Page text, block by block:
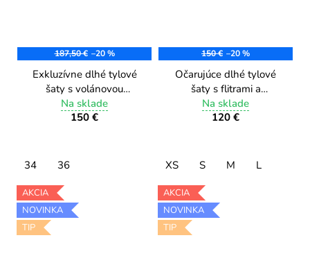
187,50 € –20 %
Exkluzívne dlhé tylové
šaty s volánovou
sukňou a rozparkom
9577/1 chocolate
Na sklade
150 €
34 36
150 € –20 %
Očarujúce dlhé tylové
šaty s flitrami a
korálkami PL001/5 sky
blue
Na sklade
120 €
XS S M L
AKCIA
NOVINKA
TIP
AKCIA
NOVINKA
TIP